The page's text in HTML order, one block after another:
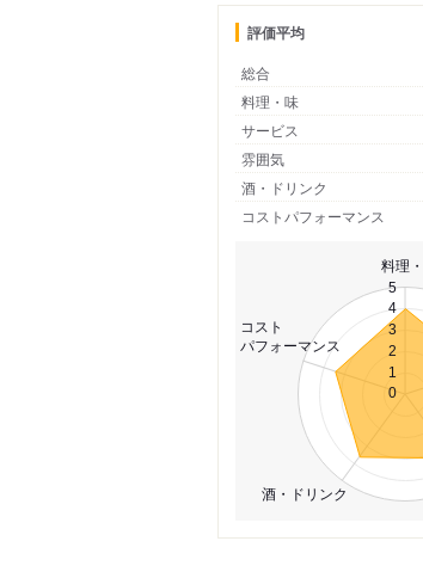
評価平均
総合
料理・味
サービス
雰囲気
酒・ドリンク
コストパフォーマンス
0
1
2
3
4
5
料理
酒・ドリンク
コスト
パフォーマンス